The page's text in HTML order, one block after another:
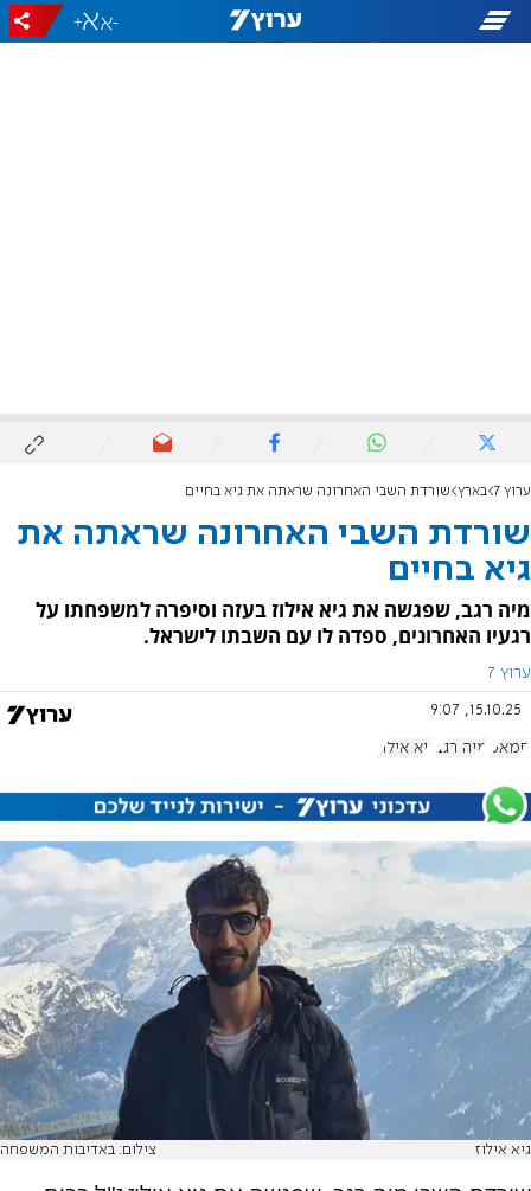
-
+
ערוץ 7 בארץ שורדת השבי האחרונה שראתה את גיא בחיים
שורדת השבי האחרונה שראתה את
גיא בחיים
מיה רגב, שפגשה את גיא אילוז בעזה וסיפרה למשפחתו על
רגעיו האחרונים, ספדה לו עם השבתו לישראל.
ערוץ 7
15.10.25, 9:07
חמאס מיה רגב גיא אילוז
גיא אילוז צילום: באדיבות המשפחה